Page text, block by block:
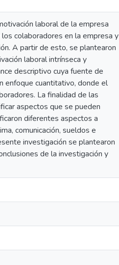
laboral de la empresa
colaboradores en la empresa y
A partir de esto, se plantearon
laboral intrínseca y
descriptivo cuya fuente de
enfoque cuantitativo, donde el
La finalidad de las
aspectos que se pueden
diferentes aspectos a
comunicación, sueldos e
investigación se plantearon
de la investigación y